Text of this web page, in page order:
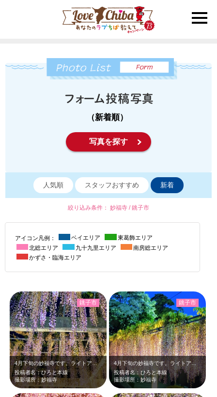
toggle
（新着順）
写真を探す
人気順 スタッフおすすめ 新着
絞り込み条件： 妙福寺 / 銚子市
アイコン凡例： ベイエリア
東葛飾エリア
北総エリア
九十九里エリア
南房総エリア
かずさ・臨海エリア
4月下旬の妙福寺です。ライトアップされた淡い紫の藤の花が、幻想的だったので、ロ…
投稿者名：ひろと本線
撮影場所：妙福寺
銚子市
4月下旬の妙福寺です。ライトアップされた淡い紫の藤が、日の入り後、青さの残る夜…
投稿者名：ひろと本線
撮影場所：妙福寺
銚子市